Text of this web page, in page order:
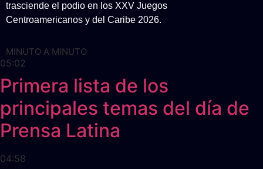
trasciende el podio en los XXV Juegos
Centroamericanos y del Caribe 2026.
MINUTO A MINUTO
05:02
Primera lista de los
principales temas del día de
Prensa Latina
04:58